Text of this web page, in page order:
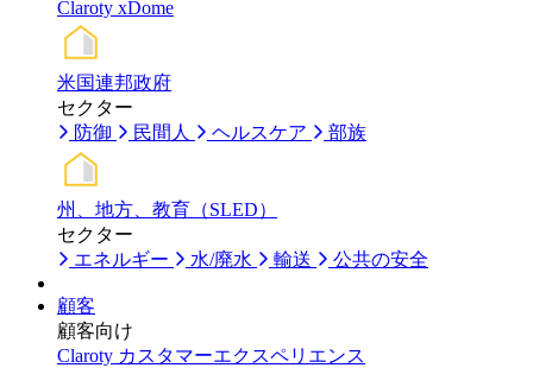
Claroty xDome
米国連邦政府
セクター
防御
民間人 ヘルスケア 部族
州、地方、教育（SLED）
セクター
エネルギー
水/廃水 輸送 公共の安全
顧客
顧客向け
Claroty カスタマーエクスペリエンス